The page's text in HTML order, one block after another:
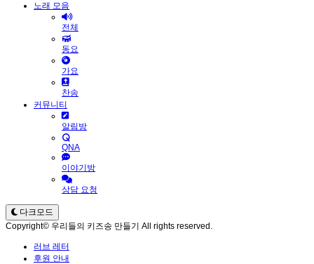
노래 모음
전체
동요
가요
찬송
커뮤니티
알림방
QNA
이야기방
상담 요청
다크모드
Copyright© 우리들의 키즈송 만들기 All rights reserved.
러브 레터
후원 안내